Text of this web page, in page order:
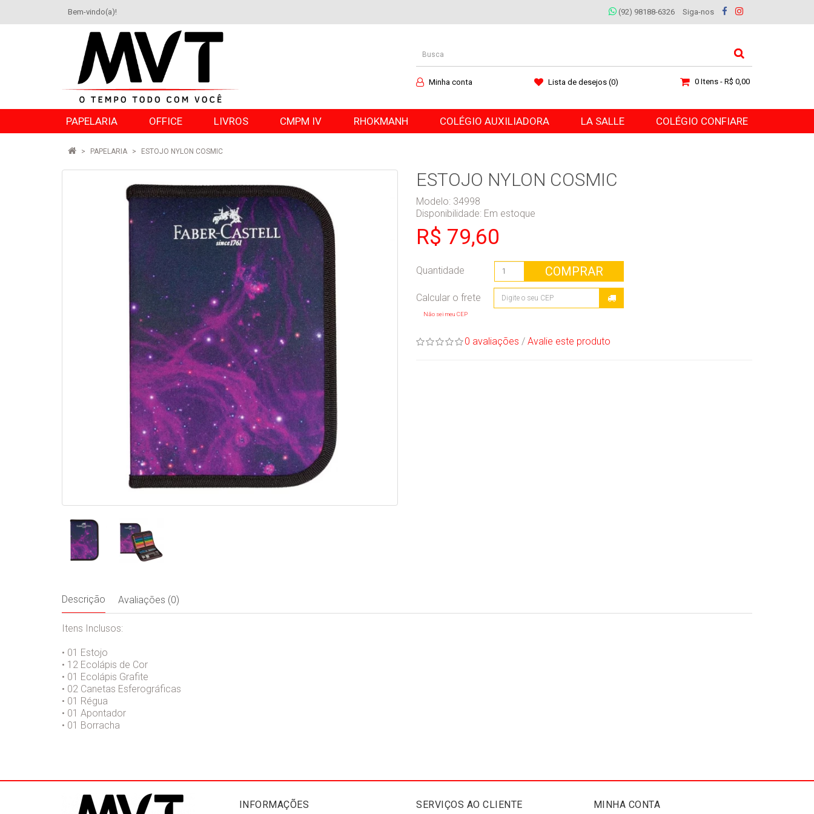
Bem-vindo(a)! (92) 98188-6326 Siga-nos
Minha conta Lista de desejos (0) 0 Itens - R$ 0,00
PAPELARIA OFFICE LIVROS CMPM IV RHOKMANH COLÉGIO AUXILIADORA LA SALLE COLÉGIO CONFIARE
PAPELARIA ESTOJO NYLON COSMIC
ESTOJO NYLON COSMIC
Modelo: 34998
Disponibilidade: Em estoque
R$ 79,60
Quantidade COMPRAR
Não sei meu CEP
0 avaliações / Avalie este produto
Descrição Avaliações (0)
Itens Inclusos:
• 01 Estojo
• 12 Ecolápis de Cor
• 01 Ecolápis Grafite
• 02 Canetas Esferográficas
• 01 Régua
• 01 Apontador
• 01 Borracha
INFORMAÇÕES SERVIÇOS AO CLIENTE MINHA CONTA